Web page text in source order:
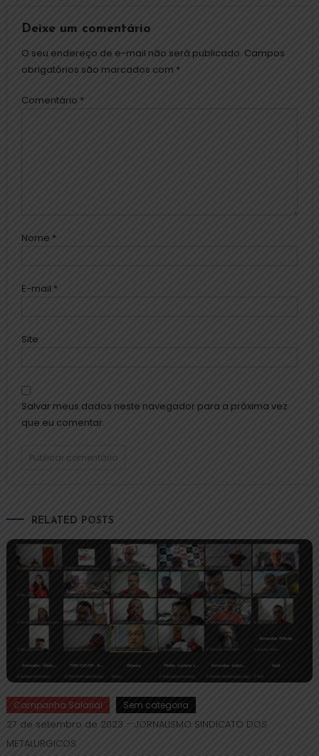
Deixe um comentário
O seu endereço de e-mail não será publicado. Campos
obrigatórios são marcados com *
Comentário *
Nome *
E-mail *
Site
Salvar meus dados neste navegador para a próxima vez
que eu comentar.
RELATED POSTS
Campanha Salarial Sem categoria
27 de setembro de 2023
JORNALISMO SINDICATO DOS
METALURGICOS